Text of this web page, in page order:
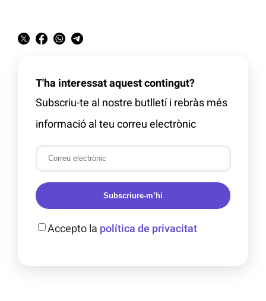
T'ha interessat aquest contingut?
Subscriu-te al nostre butlletí i rebràs més
informació al teu correu electrònic
Subscriure-m’hi
Accepto la política de privacitat